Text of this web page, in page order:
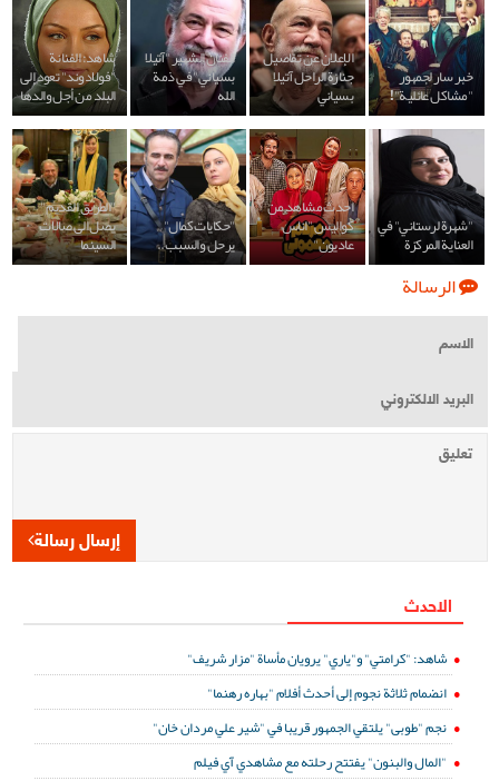
خبر سار لجمهور
"مشاكل عائلية"!
الإعلان عن تفاصيل
جنازة الراحل آتيلا
بسياني
الفنان الشهير "آتيلا
بسياني" في ذمة
الله
شاهد: الفنانة
"فولادوند" تعود إلى
البلد من أجل والدها
"شهرة لرستاني" في
العناية المركزة
احدث مشاهد من
كواليس "اناس
عاديون"
"حكايات كمال"
يرحل والسبب..
"الطريق القديم"
يصل الى صالات
السينما
الرسالة
إرسال رسالة
الاحدث
شاهد: "كرامتي" و"ياري" يرويان مأساة "مزار شريف"
انضمام ثلاثة نجوم إلى أحدث أفلام "بهاره رهنما"
نجم "طوبى" يلتقي الجمهور قريبا في "شير علي مردان خان"
"المال والبنون" يفتتح رحلته مع مشاهدي آي فيلم